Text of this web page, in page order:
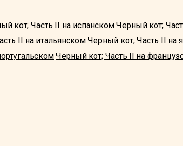
кот; Часть II на испанском Черный кот;
II на итальянском Черный кот; Часть II на
Черный кот; Часть II на